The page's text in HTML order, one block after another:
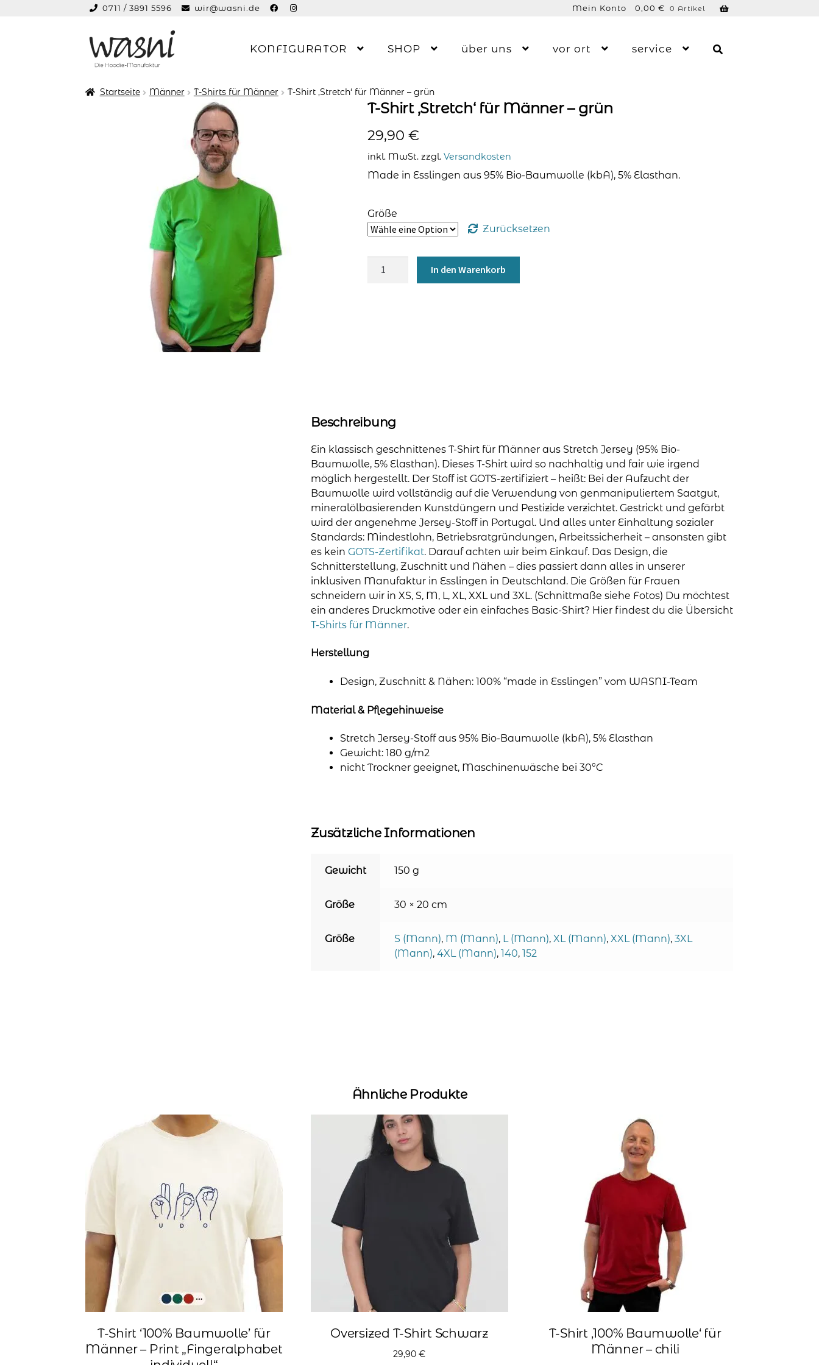
0,00 € 0 Artikel
0711 / 3891 5596 wir@wasni.de Mein Konto
Zur
springen
Zum
springen
KONFIGURATOR SHOP über uns vor ort service
Startseite Männer T-Shirts für Männer T-Shirt ‚Stretch‘ für Männer – grün
T-Shirt ‚Stretch‘ für Männer – grün
29,90 €
inkl. MwSt. zzgl. Versandkosten
Made in Esslingen aus 95% Bio-Baumwolle (kbA), 5% Elasthan.
Größe
Zurücksetzen
In den Warenkorb
Beschreibung
Ein klassisch geschnittenes T-Shirt für Männer aus Stretch Jersey (95% Bio-
Baumwolle, 5% Elasthan). Dieses T-Shirt wird so nachhaltig und fair wie irgend
möglich hergestellt. Der Stoff ist GOTS-zertifiziert – heißt: Bei der Aufzucht der
Baumwolle wird vollständig auf die Verwendung von genmanipuliertem Saatgut,
mineralölbasierenden Kunstdüngern und Pestizide verzichtet. Gestrickt und gefärbt
wird der angenehme Jersey-Stoff in Portugal. Und alles unter Einhaltung sozialer
Standards: Mindestlohn, Betriebsratgründungen, Arbeitssicherheit – ansonsten gibt
es keinGOTS-Zertifikat. Darauf achten wir beim Einkauf. Das Design, die
Schnitterstellung, Zuschnitt und Nähen – dies passiert dann alles in unserer
inklusiven Manufaktur in Esslingen in Deutschland. Die Größen für Frauen
schneidern wir in XS, S, M, L, XL, XXL und 3XL. (Schnittmaße siehe Fotos) Du möchtest
ein anderes Druckmotive oder ein einfaches Basic-Shirt? Hier findest du die Übersicht
T-Shirts für Männer.
Herstellung
Design, Zuschnitt & Nähen: 100% “made in Esslingen” vom WASNI-Team
Material & Pflegehinweise
Stretch Jersey-Stoff aus 95% Bio-Baumwolle (kbA), 5% Elasthan
Gewicht: 180 g/m2
nicht Trockner geeignet, Maschinenwäsche bei 30°C
Zusätzliche Informationen
Gewicht 150 g
Größe 30 × 20 cm
Größe S (Mann), M (Mann), L (Mann), XL (Mann), XXL (Mann), 3XL
(Mann), 4XL (Mann), 140, 152
Ähnliche Produkte
T-Shirt ‘100% Baumwolle’ für
Männer – Print „Fingeralphabet
Oversized T-Shirt Schwarz
29,90€
T-Shirt ‚100% Baumwolle‘ für
Männer – chili